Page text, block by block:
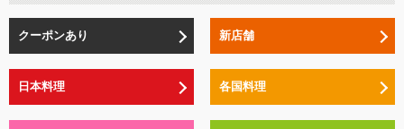
クーポンあり 新店舗
日本料理 各国料理